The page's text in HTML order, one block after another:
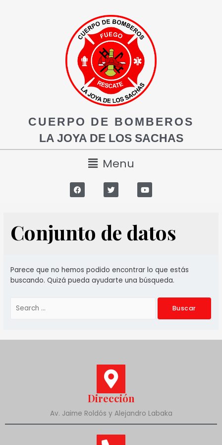
CUERPO DE BOMBEROS
LA JOYA DE LOS SACHAS
Menu
Conjunto de datos
Parece que no hemos podido encontrar lo que estás
buscando. Quizá pueda ayudarte una búsqueda.
Dirección
Av. Jaime Roldós y Alejandro Labaka